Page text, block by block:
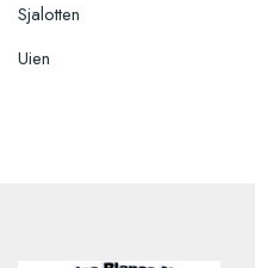
Sjalotten
Uien